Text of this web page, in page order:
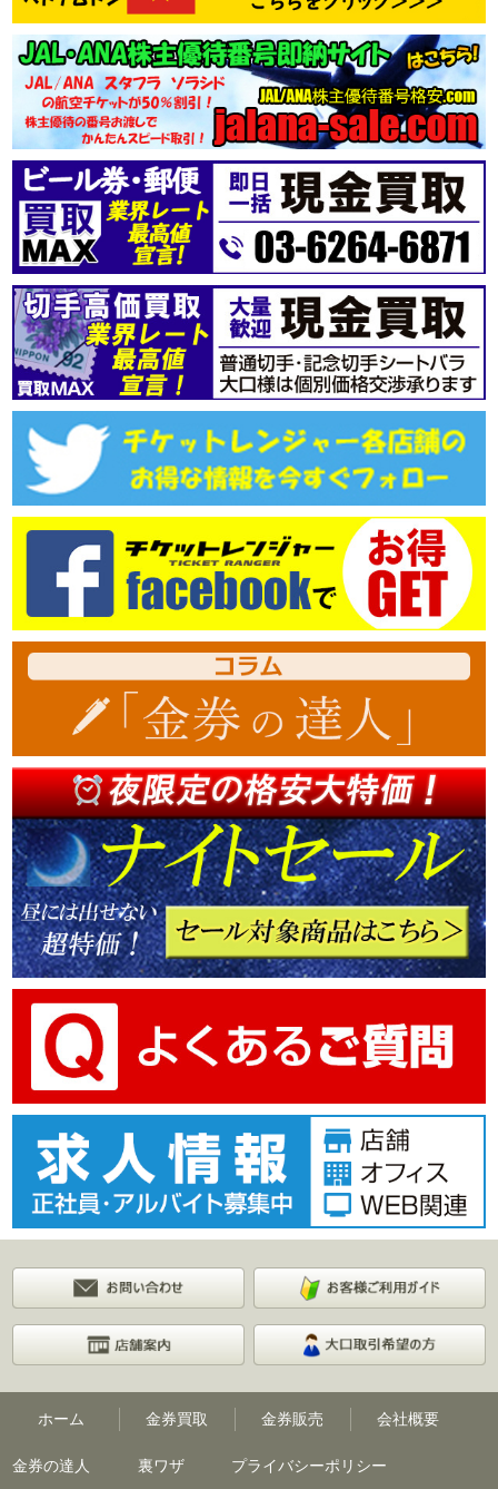
ホーム 金券買取 金券販売 会社概要
金券の達人 裏ワザ
プライバシーポリシー